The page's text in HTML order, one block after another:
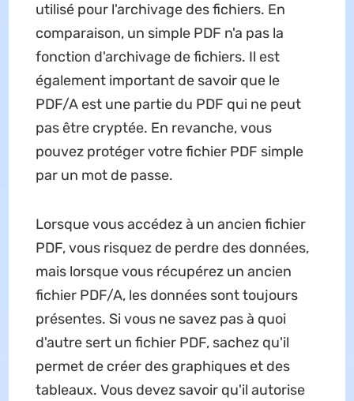
utilisé pour l'archivage des fichiers. En
comparaison, un simple PDF n'a pas la
fonction d'archivage de fichiers. Il est
également important de savoir que le
PDF/A est une partie du PDF qui ne peut
pas être cryptée. En revanche, vous
pouvez protéger votre fichier PDF simple
par un mot de passe.
Lorsque vous accédez à un ancien fichier
PDF, vous risquez de perdre des données,
mais lorsque vous récupérez un ancien
fichier PDF/A, les données sont toujours
présentes. Si vous ne savez pas à quoi
d'autre sert un fichier PDF, sachez qu'il
permet de créer des graphiques et des
tableaux. Vous devez savoir qu'il autorise